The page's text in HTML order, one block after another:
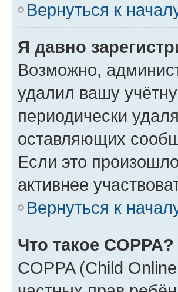
Вернуться к
Я давно
Возможно,
удалил вашу
периодически
оставляющих
Если это
активнее
Вернуться к
Что такое COPPA?
COPPA (Child